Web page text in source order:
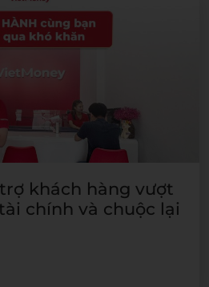
khách hàng vượt
chính và chuộc lại